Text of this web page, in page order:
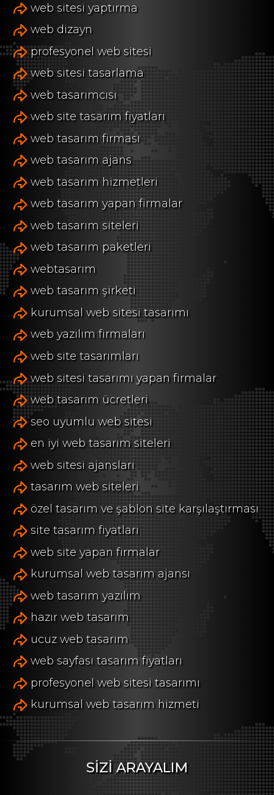
web sitesi yaptırma
web dizayn
profesyonel web sitesi
web sitesi tasarlama
web tasarımcısı
web site tasarım fiyatları
web tasarım firması
web tasarım ajans
web tasarım hizmetleri
web tasarım yapan firmalar
web tasarım siteleri
web tasarım paketleri
webtasarım
web tasarım şirketi
kurumsal web sitesi tasarımı
web yazılım firmaları
web site tasarımları
web sitesi tasarımı yapan firmalar
web tasarım ücretleri
seo uyumlu web sitesi
en iyi web tasarım siteleri
web sitesi ajansları
tasarım web siteleri
özel tasarım ve şablon site karşılaştırması
site tasarım fiyatları
web site yapan firmalar
kurumsal web tasarım ajansı
web tasarım yazılım
hazır web tasarım
ucuz web tasarım
web sayfası tasarım fiyatları
profesyonel web sitesi tasarımı
kurumsal web tasarım hizmeti
SİZİ ARAYALIM